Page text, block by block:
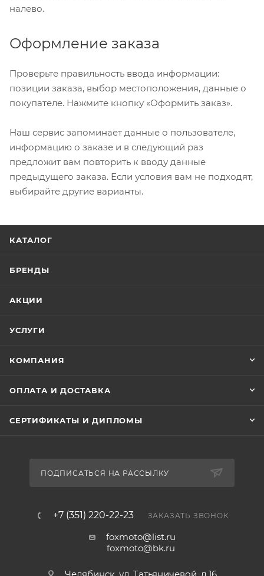
налево.
Оформление заказа
Проверьте правильность ввода информации:
позиции заказа, выбор местоположения, данные о
покупателе. Нажмите кнопку «Оформить заказ».
Наш сервис запоминает данные о пользователе,
информацию о заказе и в следующий раз
предложит вам повторить к вводу данные
предыдущего заказа. Если условия вам не подходят,
выбирайте другие варианты.
КАТАЛОГ
БРЕНДЫ
АКЦИИ
УСЛУГИ
КОМПАНИЯ
ОПЛАТА И ДОСТАВКА
СЕРТИФИКАТЫ И ДИПЛОМЫ
ПОДПИСАТЬСЯ НА РАССЫЛКУ
+7 (351) 220-22-23 ЗАКАЗАТЬ ЗВОНОК
foxmoto@list.ru
foxmoto@bk.ru